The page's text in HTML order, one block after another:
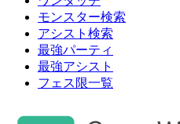
モンスター検索
アシスト検索
最強パーティ
最強アシスト
フェス限一覧